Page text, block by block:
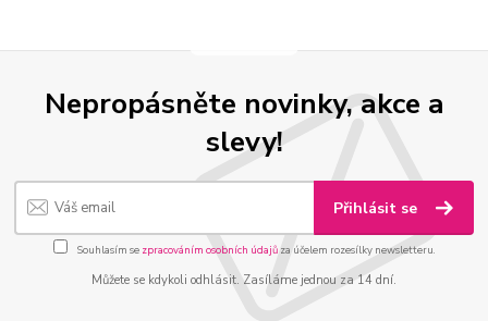
Nepropásněte novinky, akce a
slevy!
Přihlásit se
Souhlasím se zpracováním osobních údajůza účelem rozesílky newsletteru.
Můžete se kdykoli odhlásit. Zasíláme jednou za 14 dní.